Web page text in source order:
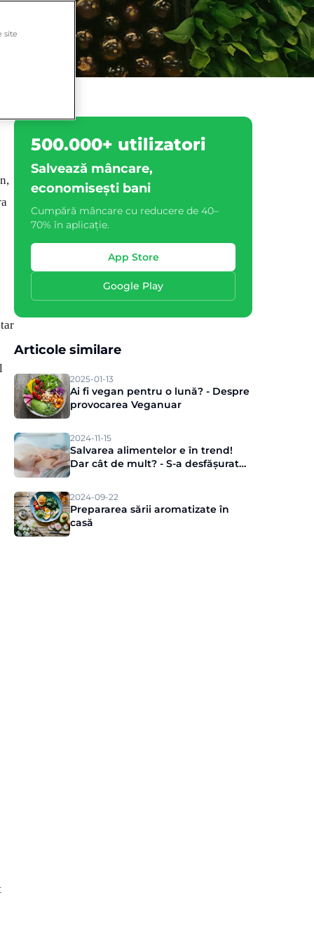
500.000+ utilizatori
Salvează mâncare,
economisești bani
Cumpără mâncare cu reducere de 40–
70% în aplicație.
App Store
Google Play
Articole similare
2025-01-13
Ai fi vegan pentru o lună? - Despre
provocarea Veganuar
2024-11-15
Salvarea alimentelor e în trend!
Dar cât de mult? - S-a desfășurat
2024-09-22
Prepararea sării aromatizate în
casă
site